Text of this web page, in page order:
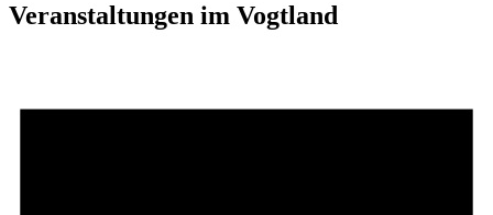
Veranstaltungen im Vogtland